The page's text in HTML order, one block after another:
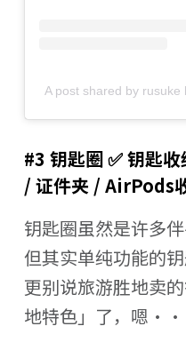
A post shared by
#3 钥匙圈 ✅ 钥匙
/ 证件夹 / AirPods
钥匙圈虽然是许多
但其实单纯功能的
更别说旅游胜地卖
地特色」了，嗯